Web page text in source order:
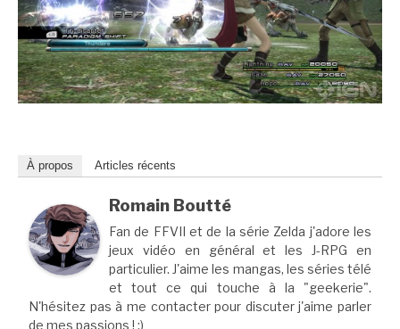
À propos Articles récents
Romain Boutté
Fan de FFVII et de la série Zelda j'adore les
jeux vidéo en général et les J-RPG en
particulier. J'aime les mangas, les séries télé
et tout ce qui touche à la "geekerie".
N'hésitez pas à me contacter pour discuter j'aime parler
de mes passions ! :)